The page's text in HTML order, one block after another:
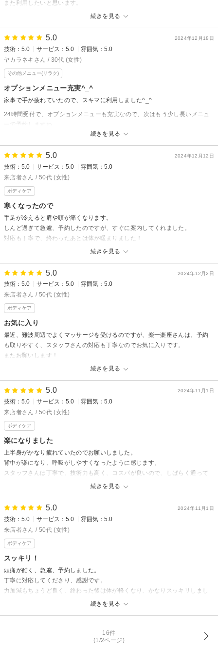
続きを見る
また利用したいと思います。
楽一楽座【RAKU RAKU】からの返信
楽一楽座店にご来店いただき、ありがとうございます！
肩周りがかなりお疲れでしたが、その後いかがですか？
気になるようでしたら、いつでもご来店ください。
スタッフ一同、心よりお待ちしております。
村中
2024年12月18日
5.0
技術：5.0 サービス：5.0
雰囲気：5.0
ヤカラネキさん / 30代 (女性)
その他メニュー(リラク)
オプションメニュー充実^_^
続きを見る
家事で手が疲れていたので、スキマに利用しました^_^
24時間受付で、オプションメニューも充実なので、次はもう少し長いメニュ
ーで予約しますね。
楽一楽座【RAKU RAKU】からの返信
ヤカラネキ 様
高評価の口コミをいただき、大変嬉しく、励みになります。
また、お疲れの際には、ぜひ、ご来店ください。
スタッフ一同、心よりお待ちしております。
村中
2024年12月12日
5.0
技術：5.0 サービス：5.0
雰囲気：5.0
来店者さん / 50代 (女性)
ボディケア
寒くなったので
続きを見る
手足が冷えると肩や頭が痛くなります。
しんど過ぎて急遽、予約したのですが、すぐに案内してくれました。
対応も丁寧で、終わったあとは体が暖まりました！
本当にありがとうございました。
楽一楽座店にご来店いただき、ありがとうございます！
お疲れの際には、ぜひ、ご来店ください。
スタッフ一同、心よりお待ちしております。
2024年12月2日
5.0
技術：5.0 サービス：5.0
雰囲気：5.0
来店者さん / 50代 (女性)
ボディケア
お気に入り
続きを見る
最近、難波周辺でよくマッサージを受けるのですが、楽一楽座さんは、予約
も取りやすく、スタッフさんの対応も丁寧なのでお気に入りです。
またお願いします！
来店者様
いつもご利用ありがとうございます。
朝早く寒い中お越しいただき、大変うれしく思います。
12月もお忙しいと思われますが、空き時間少しでもございましたら、いつ
でもお越しください。
またのご来店をお待ちしております。
楽一楽座店 店長
2024年11月1日
5.0
技術：5.0 サービス：5.0
雰囲気：5.0
来店者さん / 50代 (女性)
ボディケア
楽になりました
続きを見る
上半身がかなり疲れていたのでお願いしました。
背中が楽になり、呼吸がしやすくなったように感じます。
スタッフさんは丁寧で、技術力も高く、コスパが良いので、しばらく通って
来店者様、この度はご来店ありがとうございます。
少しでも楽になられたみたいで、とても良かったです。
またのご来店をお待ちしております。
ありがとうございました！！
2024年11月1日
5.0
技術：5.0 サービス：5.0
雰囲気：5.0
来店者さん / 50代 (女性)
ボディケア
スッキリ！
続きを見る
頭痛が酷く、急遽、予約しました。
丁寧に対応してくださり、感謝です。
力加減もちょうど良く、終わった後は体が軽くなり、かなりスッキリしまし
楽一楽座【RAKU RAKU】からの返信
16件
(1/2ページ)